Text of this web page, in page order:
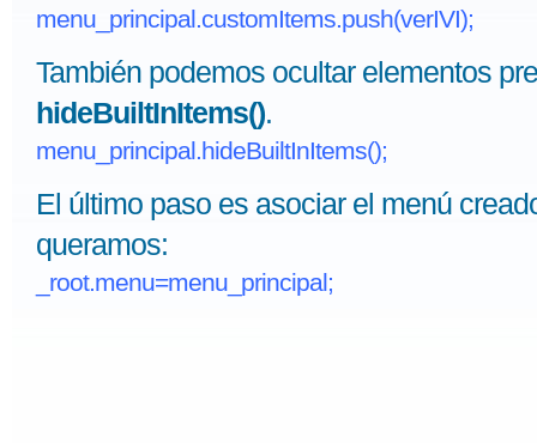
menu_principal.customItems.push(verIVI);
También podemos ocultar elementos
hideBuiltInItems().
menu_principal.hideBuiltInItems();
El último paso es asociar el menú
queramos:
_root.menu=menu_principal;